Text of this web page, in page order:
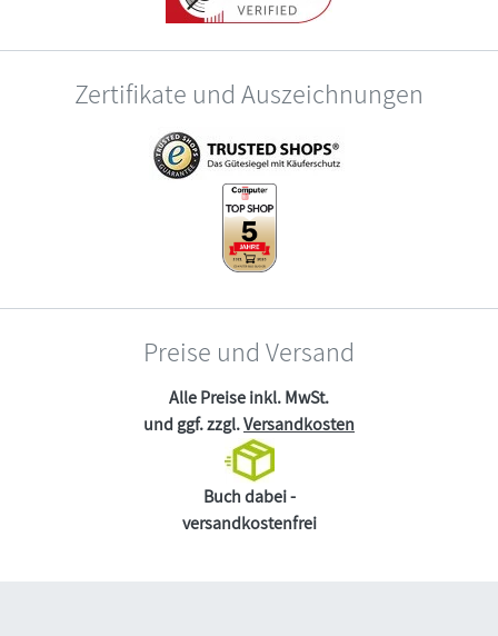
Zertifikate und Auszeichnungen
Preise und Versand
Alle Preise inkl. MwSt.
und ggf. zzgl.Versandkosten
Buch dabei -
versandkostenfrei